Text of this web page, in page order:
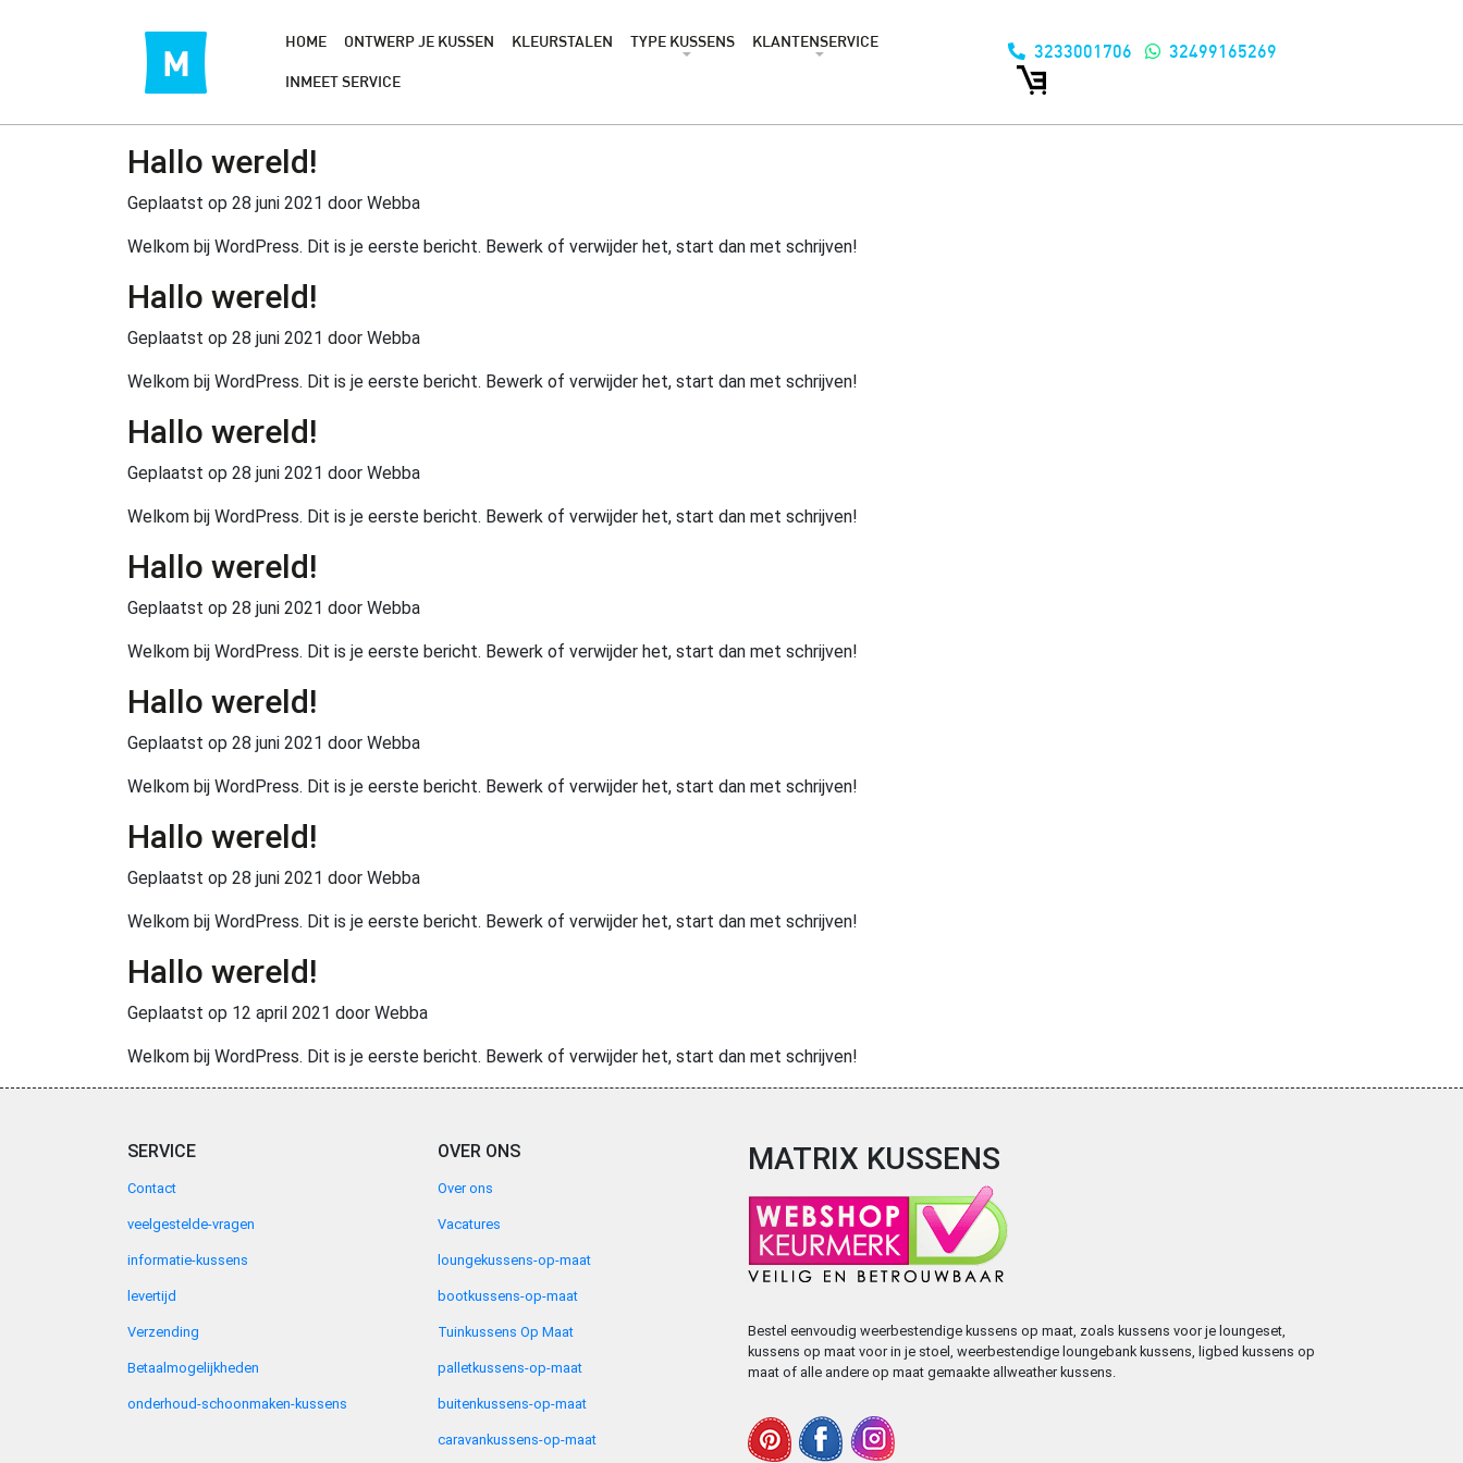
HOME ONTWERP JE KUSSEN KLEURSTALEN TYPE KUSSENS KLANTENSERVICE
INMEET SERVICE
3233001706 32499165269
Hallo wereld!
Geplaatst op 28 juni 2021 door Webba
Welkom bij WordPress. Dit is je eerste bericht. Bewerk of verwijder het, start dan met schrijven!
Hallo wereld!
Geplaatst op 28 juni 2021 door Webba
Welkom bij WordPress. Dit is je eerste bericht. Bewerk of verwijder het, start dan met schrijven!
Hallo wereld!
Geplaatst op 28 juni 2021 door Webba
Welkom bij WordPress. Dit is je eerste bericht. Bewerk of verwijder het, start dan met schrijven!
Hallo wereld!
Geplaatst op 28 juni 2021 door Webba
Welkom bij WordPress. Dit is je eerste bericht. Bewerk of verwijder het, start dan met schrijven!
Hallo wereld!
Geplaatst op 28 juni 2021 door Webba
Welkom bij WordPress. Dit is je eerste bericht. Bewerk of verwijder het, start dan met schrijven!
Hallo wereld!
Geplaatst op 28 juni 2021 door Webba
Welkom bij WordPress. Dit is je eerste bericht. Bewerk of verwijder het, start dan met schrijven!
Hallo wereld!
Geplaatst op 12 april 2021 door Webba
Welkom bij WordPress. Dit is je eerste bericht. Bewerk of verwijder het, start dan met schrijven!
SERVICE
Contact
veelgestelde-vragen
informatie-kussens
levertijd
Verzending
Betaalmogelijkheden
onderhoud-schoonmaken-kussens
OVER ONS
Over ons
Vacatures
loungekussens-op-maat
bootkussens-op-maat
Tuinkussens Op Maat
palletkussens-op-maat
buitenkussens-op-maat
caravankussens-op-maat
MATRIX KUSSENS
Bestel eenvoudig weerbestendige kussens op maat, zoals kussens voor je loungeset,
kussens op maat voor in je stoel, weerbestendige loungebank kussens, ligbed kussens op
maat of alle andere op maat gemaakte allweather kussens.